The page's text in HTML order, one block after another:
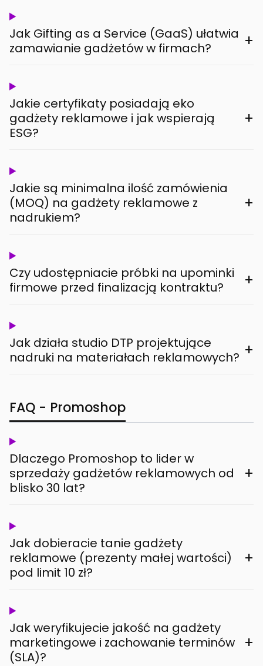
Jak Gifting as a Service (GaaS) ułatwia
zamawianie gadżetów w firmach?
+
Jakie certyfikaty posiadają eko
gadżety reklamowe i jak wspierają
ESG?
+
Jakie są minimalna ilość zamówienia
(MOQ) na gadżety reklamowe z
nadrukiem?
+
Czy udostępniacie próbki na upominki
firmowe przed finalizacją kontraktu?
+
Jak działa studio DTP projektujące
nadruki na materiałach reklamowych? +
FAQ - Promoshop
Dlaczego Promoshop to lider w
sprzedaży gadżetów reklamowych od
blisko 30 lat?
+
Jak dobieracie tanie gadżety
reklamowe (prezenty małej wartości)
pod limit 10 zł?
+
Jak weryfikujecie jakość na gadżety
marketingowe i zachowanie terminów
(SLA)?
+